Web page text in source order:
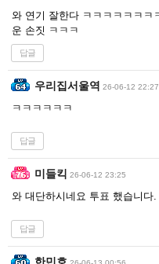
와 연기 잘한다 ㅋㅋㅋㅋㅋㅋㅋ
운 손짓 ㅋㅋㅋ
답글
우리집서울역 26-06-12 22:27
ㅋㅋㅋㅋㅋㅋ
답글
미들킥 26-06-12 23:25
와 대단하시네요 투표 했습니다.
답글
한민호